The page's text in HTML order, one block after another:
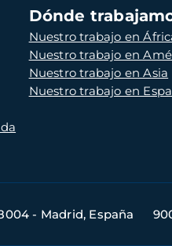
Dónde
Nuestro trabajo en
Nuestro trabajo en
Nuestro trabajo en Asia
Nuestro trabajo en
- Madrid, España